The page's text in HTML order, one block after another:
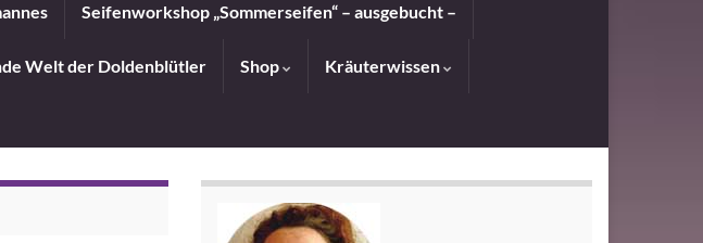
Seifenworkshop „Sommerseifen“ – ausgebucht –
Welt der Doldenblütler Shop Kräuterwissen